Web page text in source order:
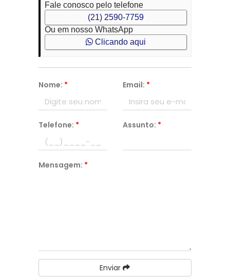
Fale conosco pelo telefone
(21) 2590-7759
Ou em nosso WhatsApp
Clicando aqui
Nome: * Email: *
Telefone: * Assunto: *
Mensagem: *
Enviar